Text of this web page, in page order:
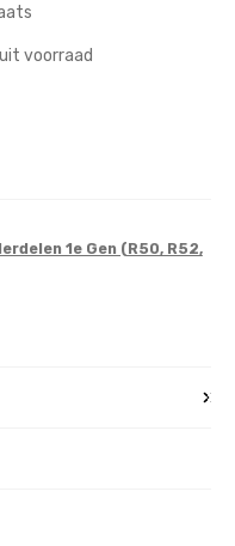
voorraad
1e Gen (R50, R52,